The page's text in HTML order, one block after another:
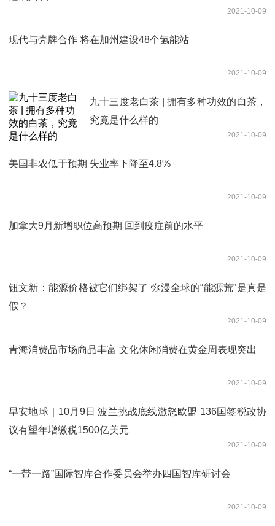
2021-10-09
现代与壳牌合作 将在加州建设48个氢能站
2021-10-09
九十三度老白茶 | 拥有多种功效的白茶，
究竟是什么样的
2021-10-09
美国非农低于预期 失业率下降至4.8%
2021-10-09
加拿大9月新增职位高预期 回到疫症前的水平
2021-10-09
钮文新：能源价格被它们绑架了 弥漫全球的“能源荒”是真是
假？
2021-10-09
青海消费品市场商品丰富 文化休闲消费在黄金周表现突出
2021-10-09
早安地球｜10月9日 波兰挑战底线激怒欧盟 136国签税改协
议有望年增缴税1500亿美元
2021-10-09
“一带一路”国际智库合作委员会举办四国智库研讨会
2021-10-09